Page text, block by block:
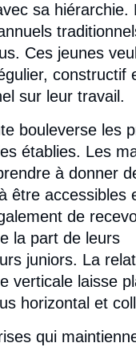
sa hiérarchie.
Ces jeunes
constructif
sur leur travail.
bouleverse les
établies. Les
à donner
être accessibles
de
la part de leurs
juniors. La
verticale laisse
horizontal et
qui